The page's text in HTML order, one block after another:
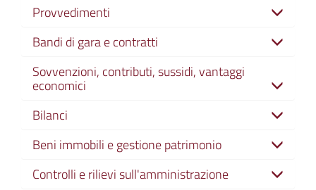
Provvedimenti
Bandi di gara e contratti
Sovvenzioni, contributi, sussidi, vantaggi
economici
Bilanci
Beni immobili e gestione patrimonio
Controlli e rilievi sull'amministrazione